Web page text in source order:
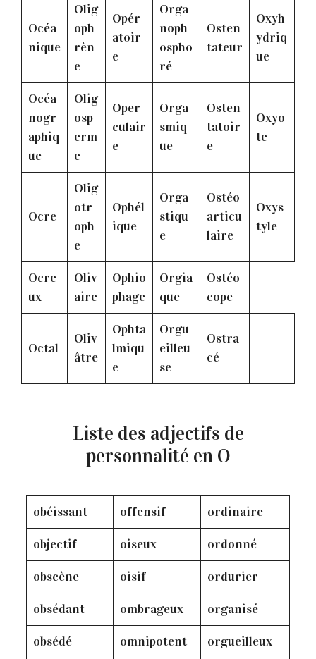
Océa
nique
Olig
oph
rèn
e
Opér
atoir
e
Orga
noph
ospho
ré
Osten
tateur
Oxyh
ydriq
ue
Océa
nogr
aphiq
ue
Olig
osp
erm
e
Oper
culair
e
Orga
smiq
ue
Osten
tatoir
e
Oxyo
te
Ocre
Olig
otr
oph
e
Ophél
ique
Orga
stiqu
e
Ostéo
articu
laire
Oxys
tyle
Ocre
ux
Oliv
aire
Ophio
phage
Orgia
que
Ostéo
cope
Octal
Oliv
âtre
Ophta
lmiqu
e
Orgu
eilleu
se
Ostra
cé
Liste des adjectifs de
personnalité en O
obéissant offensif ordinaire
objectif oiseux ordonné
obscène oisif ordurier
obsédant ombrageux organisé
obsédé omnipotent orgueilleux